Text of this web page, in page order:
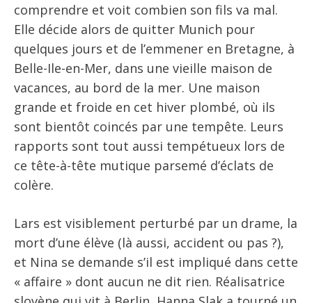
comprendre et voit combien son fils va mal.
Elle décide alors de quitter Munich pour
quelques jours et de l’emmener en Bretagne, à
Belle-Ile-en-Mer, dans une vieille maison de
vacances, au bord de la mer. Une maison
grande et froide en cet hiver plombé, où ils
sont bientôt coincés par une tempête. Leurs
rapports sont tout aussi tempétueux lors de
ce tête-à-tête mutique parsemé d’éclats de
colère.
Lars est visiblement perturbé par un drame, la
mort d’une élève (là aussi, accident ou pas ?),
et Nina se demande s’il est impliqué dans cette
« affaire » dont aucun ne dit rien. Réalisatrice